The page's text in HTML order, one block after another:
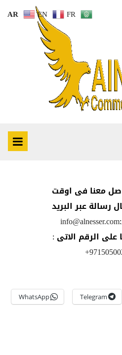
معنا فى اوقت
رسالة عبر البريد
info@alnesser.com
على الرقم الاتى :
Telegram
WhatsApp
AR EN FR